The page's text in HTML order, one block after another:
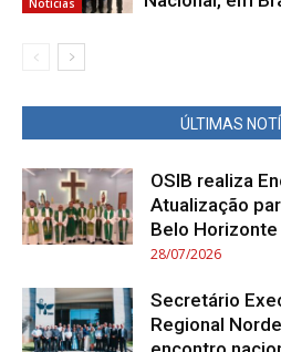
ÚLTIMAS
OSIB realiza
Atualização
Belo Horizonte
28/07/2026
Secretário
Regional